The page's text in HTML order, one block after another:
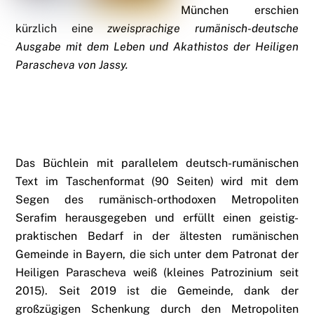
München erschien
kürzlich einezweisprachige rumänisch-deutsche
Ausgabe mit dem Leben und Akathistos der Heiligen
Parascheva von Jassy.
Das Büchlein mit parallelem deutsch-rumänischen
Text im Taschenformat (90 Seiten) wird mit dem
Segen des rumänisch-orthodoxen Metropoliten
Serafim herausgegeben und erfüllt einen geistig-
praktischen Bedarf in der ältesten rumänischen
Gemeinde in Bayern, die sich unter dem Patronat der
Heiligen Parascheva weiß (kleines Patrozinium seit
2015). Seit 2019 ist die Gemeinde, dank der
großzügigen Schenkung durch den Metropoliten